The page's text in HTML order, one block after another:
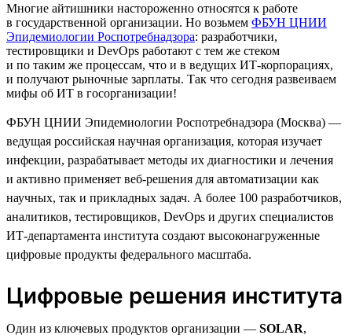
Многие айтишники настороженно относятся к работе
в государственной организации. Но возьмем ФБУН ЦНИИ
Эпидемиологии Роспотребнадзора: разработчики,
тестировщики и DevOps работают с тем же стеком
и по таким же процессам, что и в ведущих ИТ-корпорациях,
и получают рыночные зарплаты. Так что сегодня развеиваем
мифы об ИТ в госорганизации!
ФБУН ЦНИИ Эпидемиологии Роспотребнадзора (Москва) —
ведущая российская научная организация, которая изучает
инфекции, разрабатывает методы их диагностики и лечения
и активно применяет веб-решения для автоматизации как
научных, так и прикладных задач. А более 100 разработчиков,
аналитиков, тестировщиков, DevOps и других специалистов
ИТ-департамента института создают высоконагруженные
цифровые продукты федерального масштаба.
Цифровые решения института
Один из ключевых продуктов организации — SOLAR,